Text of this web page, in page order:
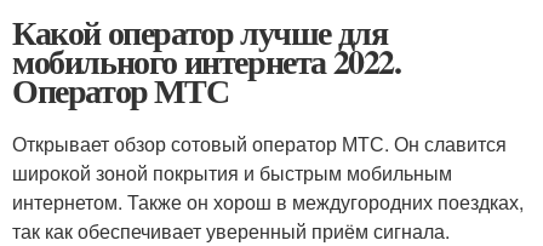
Какой оператор лучше для
мобильного интернета 2022.
Оператор МТС
Открывает обзор сотовый оператор МТС. Он славится
широкой зоной покрытия и быстрым мобильным
интернетом. Также он хорош в междугородних поездках,
так как обеспечивает уверенный приём сигнала.